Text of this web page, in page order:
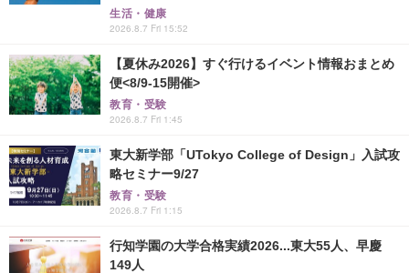
生活・健康
2026.8.7 Fri 15:52
【夏休み2026】すぐ行けるイベント情報おまとめ
便<8/9-15開催>
教育・受験
2026.8.7 Fri 1:45
東大新学部「UTokyo College of Design」入試攻
略セミナー9/27
教育・受験
2026.8.7 Fri 1:15
行知学園の大学合格実績2026...東大55人、早慶
149人